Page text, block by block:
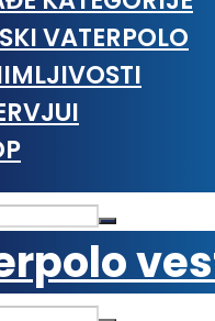
VATERPOLO